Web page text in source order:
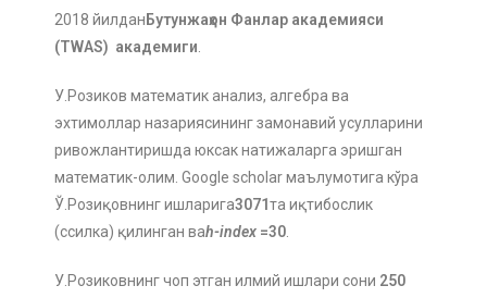
2018 йилдан Бутунжаҳон Фанлар академияси
(TWAS) академиги
У.Розиков математик анализ, алгебра ва
эхтимоллар назариясининг замонавий усулларини
ривожлантиришда юксак натижаларга эришган
математик-олим. Google scholar маълумотига кўра
Ў.Розиқовнинг ишларига3071та иқтибослик
(ссилка) қилинган ваh-index =30
У.Розиковнинг чоп этган илмий ишлари сони 250